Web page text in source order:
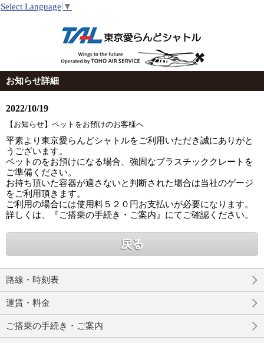
Select Language ▼
お知らせ詳細
2022/10/19
【お知らせ】ペットをお預けのお客様へ
平素より東京愛らんどシャトルをご利用いただき誠にありがと
うございます。
ペットのをお預けになる場合、強固なプラスチッククレートを
ご準備ください。
お持ち頂いた容器が適さないと判断された場合は当社のゲージ
をご利用頂きます。
ご利用の場合には使用料５２０円お支払いが必要になります。
詳しくは、『ご搭乗の手続き・ご案内』にてご確認ください。
戻る
路線・時刻表
運賃・料金
ご搭乗の手続き・ご案内